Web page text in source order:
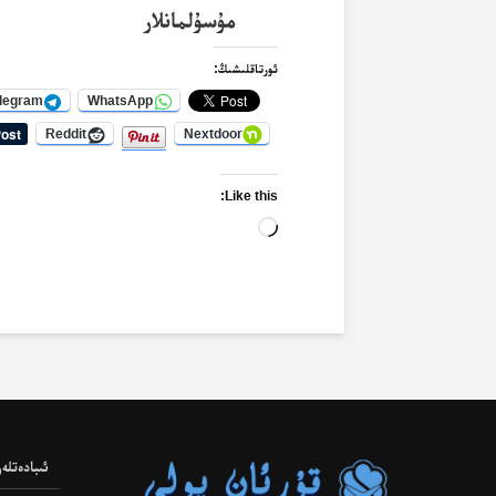
مۇسۇلمانلار
ئورتاقلىشىڭ:
WhatsApp
Nextdoor
Reddit
Like this:
Loading…